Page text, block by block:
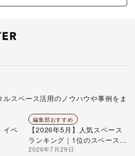
スペース活用のノウハウや事例をま
イベ
編集部おすすめ
【2026年5月】人気スペース
ランキング｜1位のスペースを
編集部が解説
2026年7月29日